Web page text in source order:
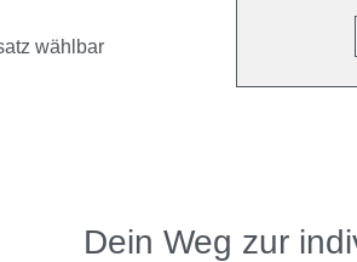
wählbar
Dein Weg zur